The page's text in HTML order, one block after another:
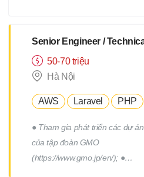
xây dựng thương hiệu tuyển
triển, quản lý đội ngũ Hr
Freelance của Devwork
50-70 triệu
Hà Nội
AWS Laravel PHP
● Tham gia phát triển các dự án
của tập đoàn GMO
(https://www.gmo.jp/en/); ●